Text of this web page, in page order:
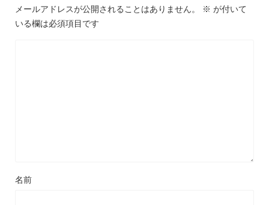
メールアドレスが公開されることはありません。 ※ が付いて
いる欄は必須項目です
名前